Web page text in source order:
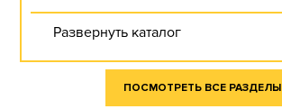
Развернуть каталог
ПОСМОТРЕТЬ ВСЕ РАЗДЕЛЫ